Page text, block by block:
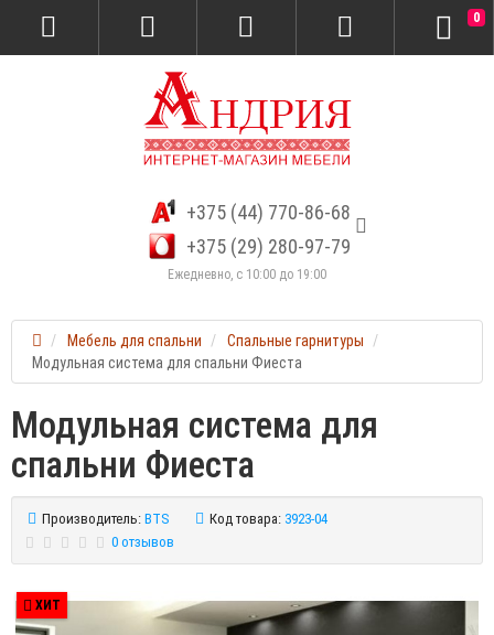
+375 (44) 770-86-68
+375 (29) 280-97-79
Ежедневно, с 10:00 до 19:00
0
Мебель для спальни
Спальные гарнитуры
Модульная система для спальни Фиеста
Модульная система для
спальни Фиеста
Производитель: BTS Код товара: 3923-04
0 отзывов
ХИТ